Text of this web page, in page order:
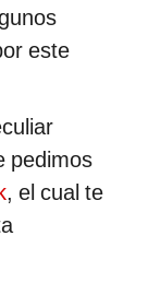
este
pedimos
, el cual te